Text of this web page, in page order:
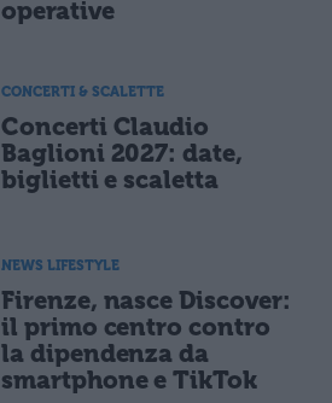
operative
CONCERTI & SCALETTE
Concerti Claudio
Baglioni 2027: date,
biglietti e scaletta
NEWS LIFESTYLE
Firenze, nasce Discover:
il primo centro contro
la dipendenza da
smartphone e TikTok